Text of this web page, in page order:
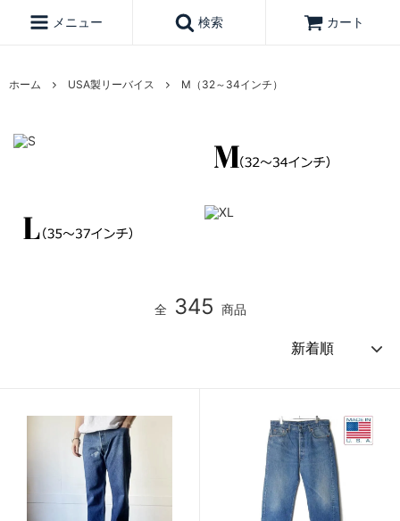
メニュー 検索 カート
ホーム USA製リーバイス M（32～34インチ）
全 345 商品